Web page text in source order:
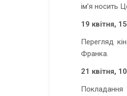
ім’я носить
19 квітня,
Перегляд
Франка.
21 квітня,